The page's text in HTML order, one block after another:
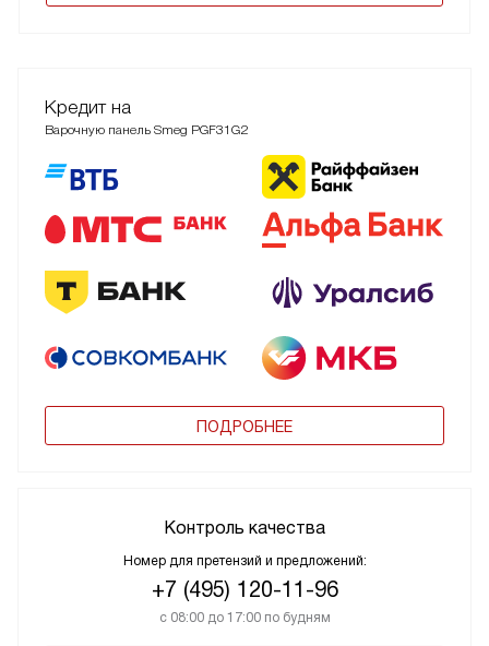
Кредит на
Варочную панель Smeg PGF31G2
ПОДРОБНЕЕ
Контроль качества
Номер для претензий и предложений:
+7 (495) 120-11-96
с 08:00 до 17:00 по будням